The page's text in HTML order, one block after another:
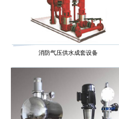
消防气压供水成套设备